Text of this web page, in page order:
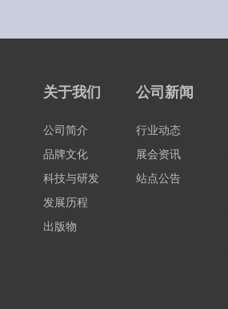
关于我们
公司简介
品牌文化
科技与研发
发展历程
出版物
公司新闻
行业动态
展会资讯
站点公告